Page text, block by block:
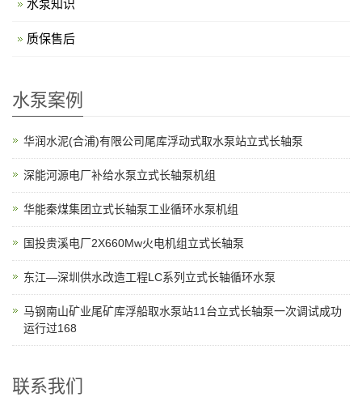
水泵知识
质保售后
水泵案例
华润水泥(合浦)有限公司尾库浮动式取水泵站立式长轴泵
深能河源电厂补给水泵立式长轴泵机组
华能秦煤集团立式长轴泵工业循环水泵机组
国投贵溪电厂2X660Mw火电机组立式长轴泵
东江—深圳供水改造工程LC系列立式长轴循环水泵
马钢南山矿业尾矿库浮船取水泵站11台立式长轴泵一次调试成功
运行过168
联系我们